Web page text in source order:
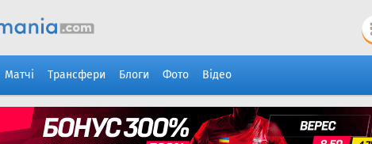
Матчі Трансфери Блоги Фото Відео